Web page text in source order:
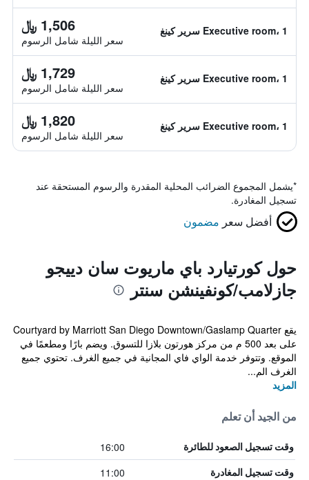
Executive room، 1 سرير كينغ 1,506 ﷼
سعر الليلة شامل الرسوم
Executive room، 1 سرير كينغ 1,729 ﷼
سعر الليلة شامل الرسوم
Executive room، 1 سرير كينغ 1,820 ﷼
سعر الليلة شامل الرسوم
*يشمل المجموع الضرائب المحلية المقدرة والرسوم المستحقة عند
تسجيل المغادرة.
أفضل سعر مضمون
حول كورتيارد باي ماريوت سان دييجو
جازلامب/كونفينشن سنتر
يقع Courtyard by Marriott San Diego Downtown/Gaslamp Quarter
على بعد 500 م من مركز هورتون بلازا للتسوق. ويضم بارًا ومطعمًا في
الموقع. وتتوفر خدمة الواي فاي المجانية في جميع الغرف. تحتوي جميع
الغرف الم...
المزيد
من الجيد أن تعلم
وقت تسجيل الصعود للطائرة 16:00
وقت تسجيل المغادرة 11:00